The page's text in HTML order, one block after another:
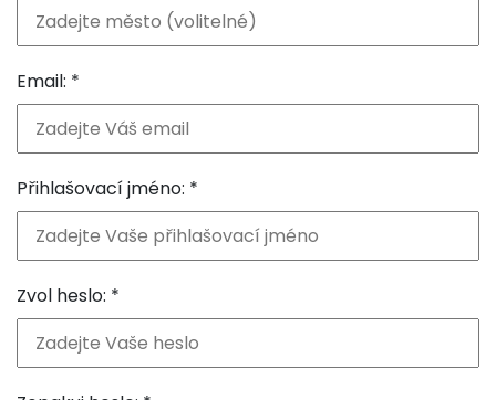
Email: *
Přihlašovací jméno: *
Zvol heslo: *